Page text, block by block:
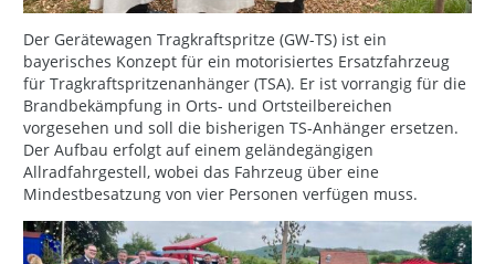
Der Gerätewagen Tragkraftspritze (GW-TS) ist ein
bayerisches Konzept für ein motorisiertes Ersatzfahrzeug
für Tragkraftspritzenanhänger (TSA). Er ist vorrangig für die
Brandbekämpfung in Orts- und Ortsteilbereichen
vorgesehen und soll die bisherigen TS-Anhänger ersetzen.
Der Aufbau erfolgt auf einem geländegängigen
Allradfahrgestell, wobei das Fahrzeug über eine
Mindestbesatzung von vier Personen verfügen muss.